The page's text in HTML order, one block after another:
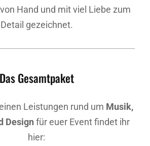
Hand und mit viel Liebe zum
Detail gezeichnet.
Das Gesamtpaket
Leistungen rund um Musik,
Design für euer Event findet ihr
hier: